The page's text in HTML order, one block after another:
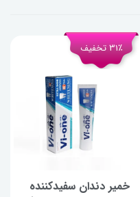
خمیر دندان سفیدکننده
31٪ تخفیف